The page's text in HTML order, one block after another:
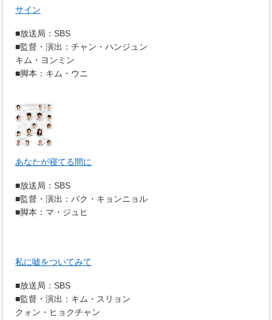
サイン
■放送局：SBS
■監督・演出：チャン・ハンジュン
キム・ヨンミン
■脚本：キム・ウニ
あなたが寝てる間に
■放送局：SBS
■監督・演出：パク・キョンニョル
■脚本：マ・ジュヒ
私に嘘をついてみて
■放送局：SBS
■監督・演出：キム・スリョン
クォン・ヒョクチャン